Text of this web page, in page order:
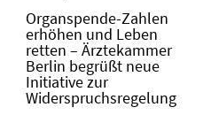
Organspende-Zahlen
erhöhen und Leben
retten – Ärztekammer
Berlin begrüßt neue
Initiative zur
Widerspruchsregelung